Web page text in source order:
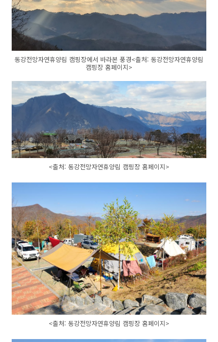
동강전망자연휴양림 캠핑장에서 바라본 풍경<출처: 동강전망자연휴양림
캠핑장 홈페이지>
<출처: 동강전망자연휴양림 캠핑장 홈페이지>
<출처: 동강전망자연휴양림 캠핑장 홈페이지>